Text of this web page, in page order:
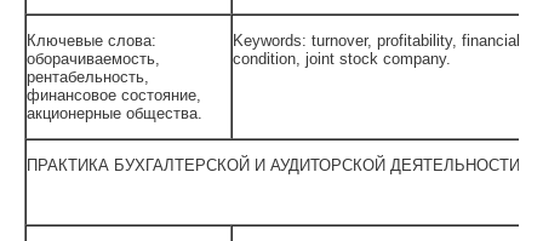
Ключевые слова:
оборачиваемость,
рентабельность,
финансовое состояние,
акционерные общества.
Keywords: turnover, profitability, financial
condition, joint stock company.
ПРАКТИКА БУХГАЛТЕРСКОЙ И АУДИТОРСКОЙ ДЕЯТЕЛЬНОСТИ